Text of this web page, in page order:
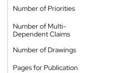
Number of Priorities
Number of Multi-
Dependent Claims
Number of Drawings
Pages for Publication